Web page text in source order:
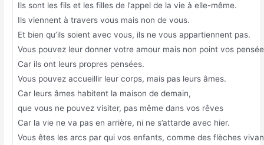
Ils sont les fils et les filles de l’appel de la vie à elle-même.
Ils viennent à travers vous mais non de vous.
Et bien qu’ils soient avec vous, ils ne vous appartiennent pas.
Vous pouvez leur donner votre amour mais non point vos
Car ils ont leurs propres pensées.
Vous pouvez accueillir leur corps, mais pas leurs âmes.
Car leurs âmes habitent la maison de demain,
que vous ne pouvez visiter, pas même dans vos rêves
Car la vie ne va pas en arrière, ni ne s’attarde avec hier.
Vous êtes les arcs par qui vos enfants, comme des flèches